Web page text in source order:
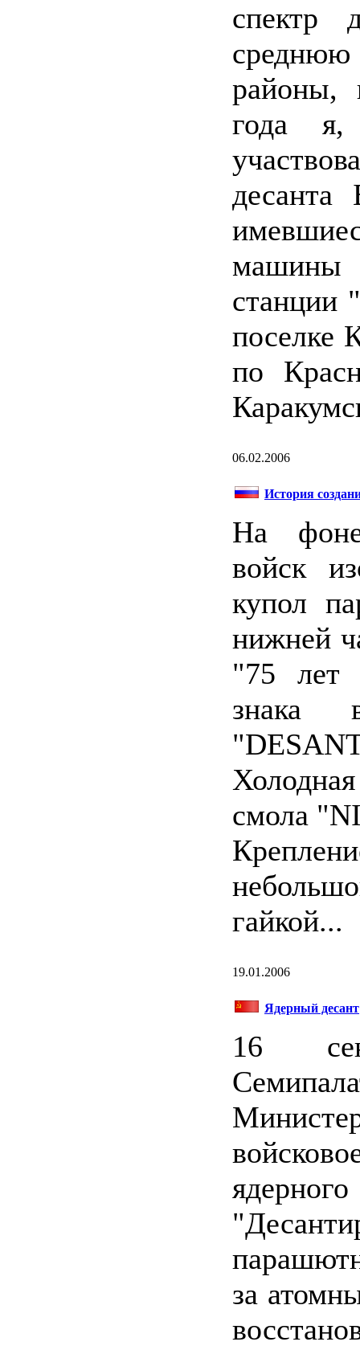
спектр
районы,
года я,
машины
станции
поселке
по
06.02.2006
История
На
войск
купол
нижней
"75 лет
знака
смола
гайкой...
19.01.2006
Ядерный десант
16
за